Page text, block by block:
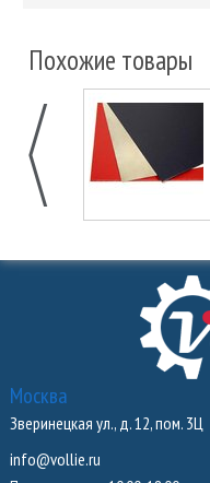
Похожие товары
Москва
Зверинецкая ул., д. 12, пом. 3Ц
info@vollie.ru